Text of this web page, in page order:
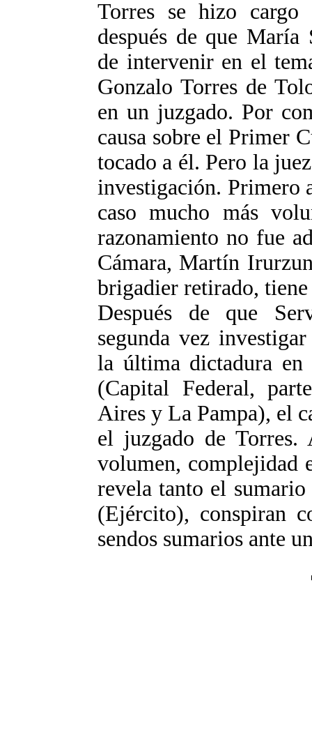
Torres se hizo
después de que
de intervenir en el
Gonzalo Torres de
en un juzgado. Por
causa sobre el Primer
tocado a él. Pero la
investigación. Primero
caso mucho más
razonamiento no fue
Cámara, Martín
brigadier retirado,
Después de que
segunda vez
la última dictadura
(Capital Federal,
Aires y La Pampa), el
el juzgado de Torres.
volumen, complejidad
revela tanto el
(Ejército), conspiran
sendos sumarios ante